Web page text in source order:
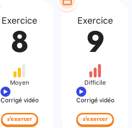
Exercice
8
Moyen
Corrigé vidéo
s'exercer
Exercice
9
Difficile
Corrigé vidéo
s'exercer